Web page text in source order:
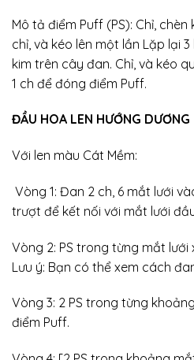
Mô tả điểm Puff (PS): Chỉ,
chỉ, và kéo lên một lần Lặp lại
kim trên cây đan. Chỉ, và kéo
1 ch để đóng điểm Puff.
ĐẦU HOA LEN HƯỚNG DƯƠNG
Với len màu Cát Mềm:
Vòng 1: Đan 2 ch, 6 mắt lưới
trượt để kết nối với mắt lưới
Vòng 2: PS trong từng mắt lưới
Lưu ý: Bạn có thể xem cách
Vòng 3: 2 PS trong từng
điểm Puff.